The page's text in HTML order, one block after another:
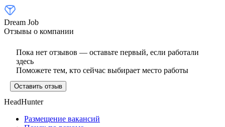
Dream Job
Отзывы о компании
Пока нет отзывов — оставьте первый, если работали
здесь
Поможете тем, кто сейчас выбирает место работы
Оставить отзыв
HeadHunter
Размещение вакансий